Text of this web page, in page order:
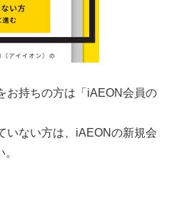
お持ちの方は「iAEON会員の
いない方は、iAEONの新規会